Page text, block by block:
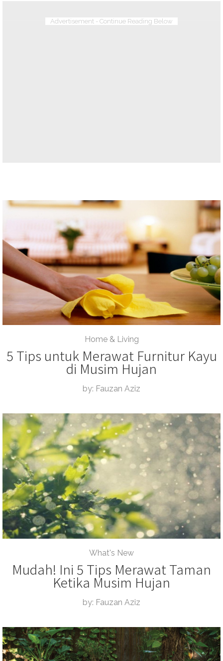
Advertisement - Continue Reading Below
Home & Living
5 Tips untuk Merawat Furnitur Kayu
di Musim Hujan
by: Fauzan Aziz
What's New
Mudah! Ini 5 Tips Merawat Taman
Ketika Musim Hujan
by: Fauzan Aziz